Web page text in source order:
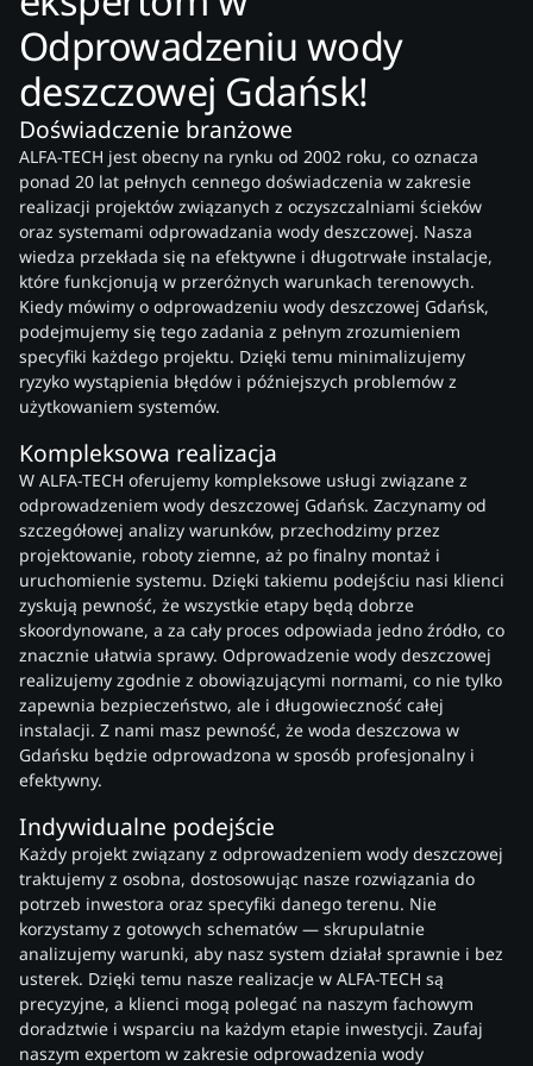
Odprowadzeniu wody
deszczowej Gdańsk!
Doświadczenie branżowe
ALFA-TECH jest obecny na rynku od 2002 roku, co oznacza
ponad 20 lat pełnych cennego doświadczenia w zakresie
realizacji projektów związanych z oczyszczalniami ścieków
oraz systemami odprowadzania wody deszczowej. Nasza
wiedza przekłada się na efektywne i długotrwałe instalacje,
które funkcjonują w przeróżnych warunkach terenowych.
Kiedy mówimy o odprowadzeniu wody deszczowej Gdańsk,
podejmujemy się tego zadania z pełnym zrozumieniem
specyfiki każdego projektu. Dzięki temu minimalizujemy
ryzyko wystąpienia błędów i późniejszych problemów z
użytkowaniem systemów.
Kompleksowa realizacja
W ALFA-TECH oferujemy kompleksowe usługi związane z
odprowadzeniem wody deszczowej Gdańsk. Zaczynamy od
szczegółowej analizy warunków, przechodzimy przez
projektowanie, roboty ziemne, aż po finalny montaż i
uruchomienie systemu. Dzięki takiemu podejściu nasi klienci
zyskują pewność, że wszystkie etapy będą dobrze
skoordynowane, a za cały proces odpowiada jedno źródło, co
znacznie ułatwia sprawy. Odprowadzenie wody deszczowej
realizujemy zgodnie z obowiązującymi normami, co nie tylko
zapewnia bezpieczeństwo, ale i długowieczność całej
instalacji. Z nami masz pewność, że woda deszczowa w
Gdańsku będzie odprowadzona w sposób profesjonalny i
efektywny.
Indywidualne podejście
Każdy projekt związany z odprowadzeniem wody deszczowej
traktujemy z osobna, dostosowując nasze rozwiązania do
potrzeb inwestora oraz specyfiki danego terenu. Nie
korzystamy z gotowych schematów — skrupulatnie
analizujemy warunki, aby nasz system działał sprawnie i bez
usterek. Dzięki temu nasze realizacje w ALFA-TECH są
precyzyjne, a klienci mogą polegać na naszym fachowym
doradztwie i wsparciu na każdym etapie inwestycji. Zaufaj
naszym expertom w zakresie odprowadzenia wody